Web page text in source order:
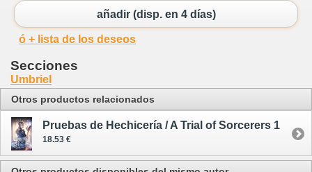
añadir (disp. en 4 días)
ó + lista de los deseos
Secciones
Umbriel
Otros productos relacionados
Pruebas de Hechicería / A Trial of Sorcerers 1
18.53 €